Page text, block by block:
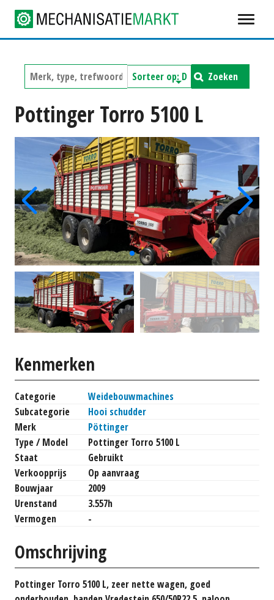
Zoeken
Pottinger Torro 5100 L
Kenmerken
Categorie
Weidebouwmachines
Subcategorie
Hooi schudder
Merk
Pöttinger
Type / Model
Pottinger Torro 5100 L
Staat
Gebruikt
Verkoopprijs
Op aanvraag
Bouwjaar
2009
Urenstand
3.557h
Vermogen
-
Omschrijving
Pottinger Torro 5100 L, zeer nette wagen, goed